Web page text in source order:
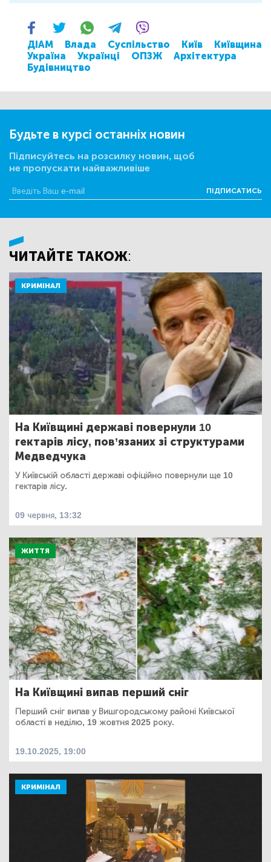
ДІАМ Влада Суспільство Київ
Київщина
Україна
Українці ОПЗЖ
Архітектура
Будівництво
Будьте в курсі останніх новин
Підписуйтесь на розсилку новин, щоб
не пропускати найважливіше
ПІДПИСАТИСЬ
ЧИТАЙТЕ ТАКОЖ:
КРИМІНАЛ
На Київщині державі повернули 10
гектарів лісу, пов’язаних зі структурами
Медведчука
У Київській області державі офіційно повернули ще 10
гектарів лісу.
09 червня, 13:32
ЖИТТЯ
На Київщині випав перший сніг
Перший сніг випав у Вишгородському районі Київської
області в неділю, 19 жовтня 2025 року.
19.10.2025, 19:00
КРИМІНАЛ